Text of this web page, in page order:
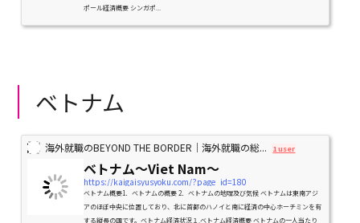
ポール経済概要 シンガポ...
ベトナム
海外就職のBEYOND THE BORDER｜海外就職の総... 1 user
ベトナム〜Viet Nam〜
https://kaigaisyusyoku.com/?page_id=180
ベトナム概要1．ベトナムの概要 2．ベトナムの地理及び気候 ベトナムは東南アジ
アのほぼ中央に位置しており、北に首都のハノイと南に経済の中心ホーチミンを有
する縦長の国です。ベトナム経済状況１.ベトナム経済概要 ベトナムの一人当たり